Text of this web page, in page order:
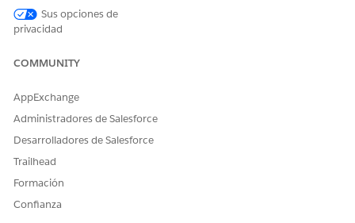
Sus opciones de
privacidad
COMMUNITY
AppExchange
Administradores de Salesforce
Desarrolladores de Salesforce
Trailhead
Formación
Confianza